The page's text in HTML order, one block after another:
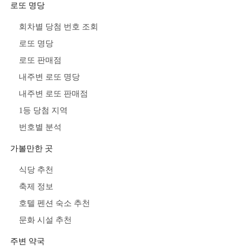
로또 명당
회차별 당첨 번호 조회
로또 명당
로또 판매점
내주변 로또 명당
내주변 로또 판매점
1등 당첨 지역
번호별 분석
가볼만한 곳
식당 추천
축제 정보
호텔 펜션 숙소 추천
문화 시설 추천
주변 약국